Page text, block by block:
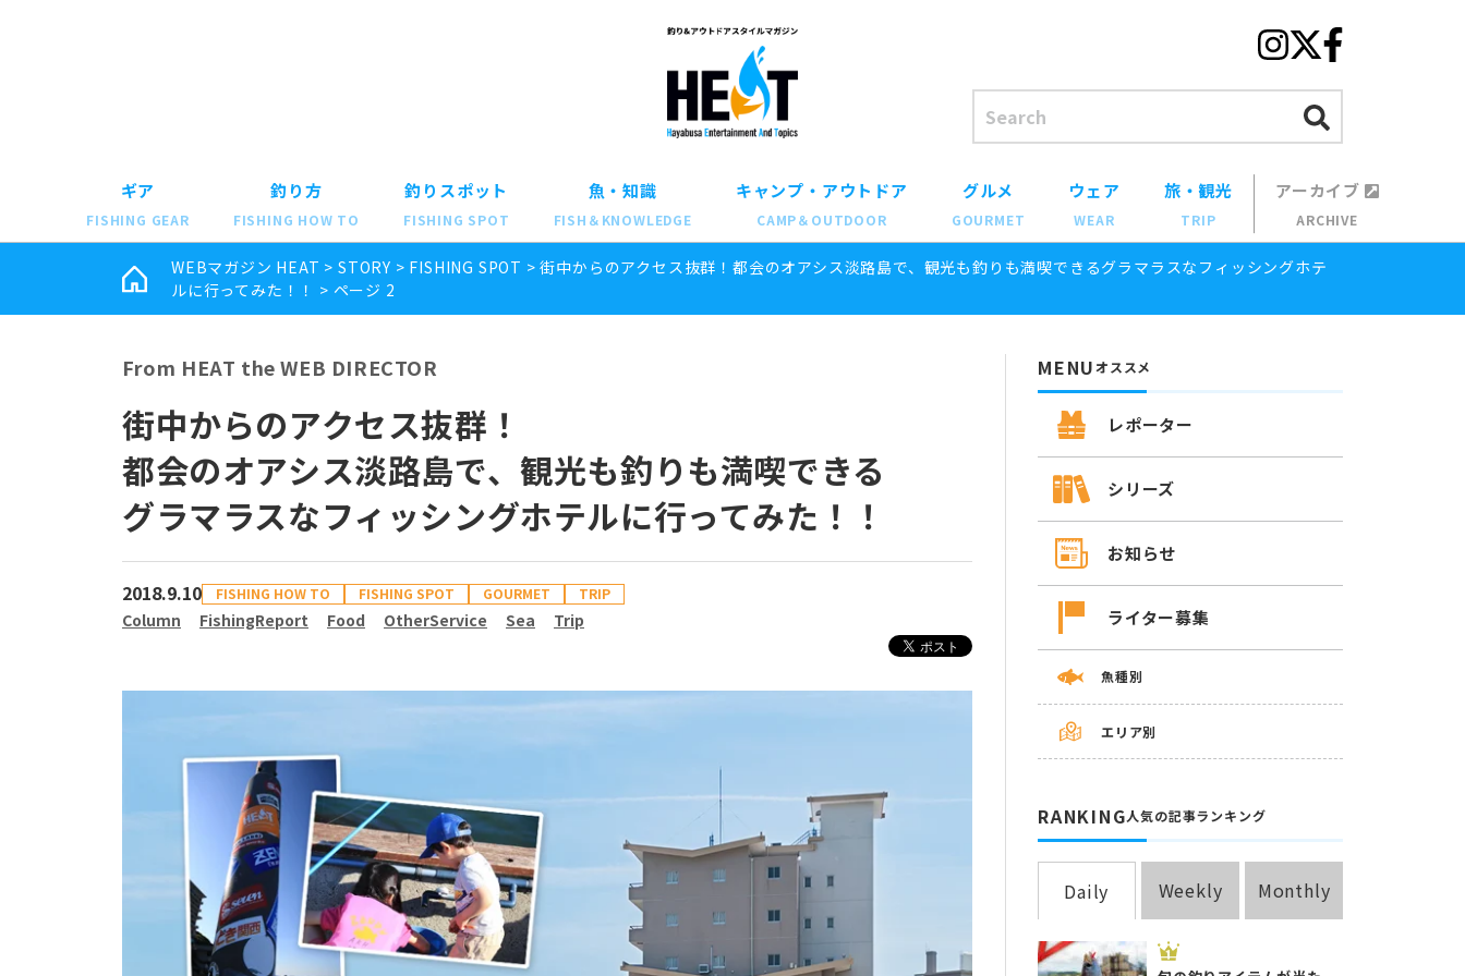
ギア
FISHING GEAR
釣り方
FISHING HOW TO
釣りスポット
FISHING SPOT
魚・知識
FISH＆KNOWLEDGE
キャンプ・アウトドア
CAMP＆OUTDOOR
グルメ
GOURMET
ウェア
WEAR
旅・観光
TRIP
アーカイブ
ARCHIVE
WEBマガジン HEAT >STORY > FISHING SPOT >街中からのアクセス抜群！都会のオアシス淡路島で、観光も釣りも満喫できるグラマラスなフィッシングホテ
ルに行ってみた！！ > ページ 2
From HEAT the WEB DIRECTOR
街中からのアクセス抜群！
都会のオアシス淡路島で、観光も釣りも満喫できる
グラマラスなフィッシングホテルに行ってみた！！
2018.9.10 FISHING HOW TO FISHING SPOT GOURMET TRIP
Column FishingReport Food OtherService Sea Trip
MENUオススメ
レポーター
シリーズ
お知らせ
ライター募集
魚種別
エリア別
RANKING人気の記事ランキング
Daily Weekly Monthly